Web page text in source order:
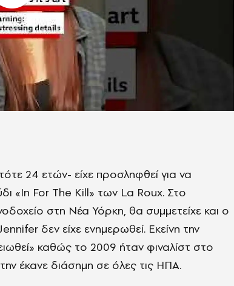
24 ετών- είχε προσληφθεί για να
«In For The Kill» των La Roux. Στο
στη Νέα Υόρκη, θα συμμετείχε και ο
δεν είχε ενημερωθεί. Εκείνη την
καθώς το 2009 ήταν φιναλίστ στο
έκανε διάσημη σε όλες τις ΗΠΑ.